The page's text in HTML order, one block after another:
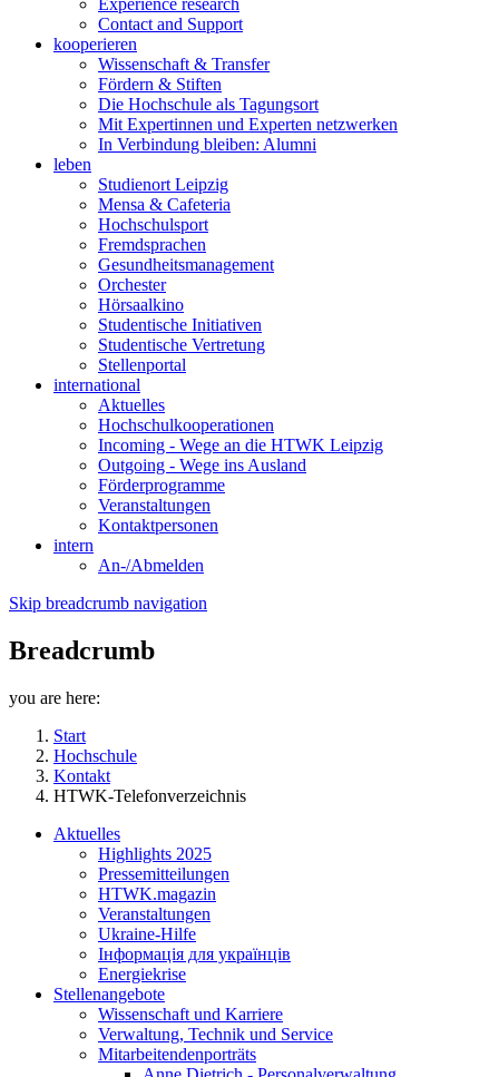
Experience research
Contact and Support
kooperieren
Wissenschaft & Transfer
Fördern & Stiften
Die Hochschule als Tagungsort
Mit Expertinnen und Experten netzwerken
In Verbindung bleiben: Alumni
leben
Studienort Leipzig
Mensa & Cafeteria
Hochschulsport
Fremdsprachen
Gesundheitsmanagement
Orchester
Hörsaalkino
Studentische Initiativen
Studentische Vertretung
Stellenportal
international
Aktuelles
Hochschulkooperationen
Incoming - Wege an die HTWK Leipzig
Outgoing - Wege ins Ausland
Förderprogramme
Veranstaltungen
Kontaktpersonen
intern
An-/Abmelden
Skip breadcrumb navigation
Breadcrumb
you are here:
Start
Hochschule
Kontakt
HTWK-Telefonverzeichnis
Aktuelles
Highlights 2025
Pressemitteilungen
HTWK.magazin
Veranstaltungen
Ukraine-Hilfe
Інформація для українців
Energiekrise
Stellenangebote
Wissenschaft und Karriere
Verwaltung, Technik und Service
Mitarbeitendenporträts